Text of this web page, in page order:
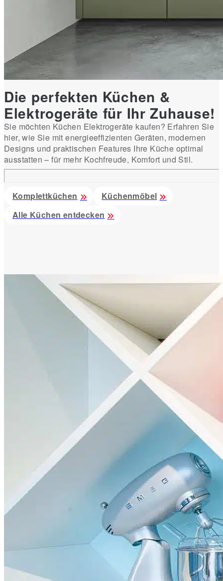
Die perfekten Küchen &
Elektrogeräte für Ihr Zuhause!
Sie möchten Küchen Elektrogeräte kaufen? Erfahren Sie
hier, wie Sie mit energieeffizienten Geräten, modernen
Designs und praktischen Features Ihre Küche optimal
ausstatten – für mehr Kochfreude, Komfort und Stil.
Komplettküchen
Küchenmöbel
Alle Küchen entdecken